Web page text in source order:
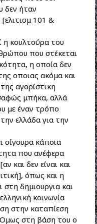
δεν ήταν
101 &
η κουλτούρα του
που στέκεται
η οποία δεν
οποιας ακόμα και
αγορίστικη
μπήκα, αλλά
με έναν τρόπο
ελλάδα για την
σίγουρα κάποια
που ανέφερα
και δεν είναι και
όπως και η
στη δημιουργια και
κοινωνία
στην καταπίεση
στη βάση του ο